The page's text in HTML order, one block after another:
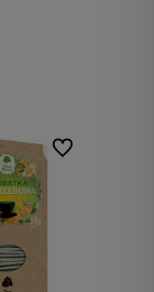
Do ulubionych